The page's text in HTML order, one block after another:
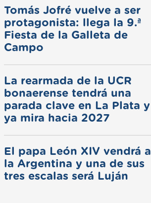
Tomás Jofré vuelve a ser
protagonista: llega la 9.ª
Fiesta de la Galleta de
Campo
La rearmada de la UCR
bonaerense tendrá una
parada clave en La Plata y
ya mira hacia 2027
El papa León XIV vendrá a
la Argentina y una de sus
tres escalas será Luján